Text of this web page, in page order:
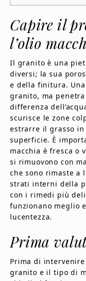
Capire il
l’olio
Il granito è una
diversi; la sua
e della finitura. Una
granito, ma
differenza
scurisce le zone
estrarre il grasso
superficie. È
macchia è fresca o
si rimuovono con
che sono rimaste a
strati interni della
con i rimedi più
funzionano meglio
lucentezza.
Prima
Prima di
granito e il tipo di